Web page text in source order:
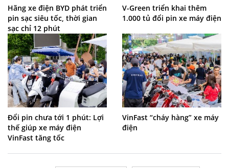
Hãng xe điện BYD phát triển
pin sạc siêu tốc, thời gian
sạc chỉ 12 phút
V-Green triển khai thêm
1.000 tủ đổi pin xe máy điện
Đổi pin chưa tới 1 phút: Lợi
thế giúp xe máy điện
VinFast tăng tốc
VinFast “cháy hàng” xe máy
điện